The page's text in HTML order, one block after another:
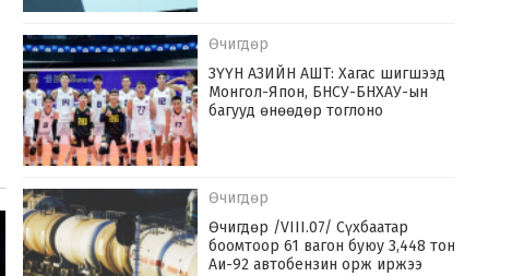
Өчигдөр
ЗҮҮН АЗИЙН АШТ: Хагас шигшээд
Монгол-Япон, БНСУ-БНХАУ-ын
багууд өнөөдөр тоглоно
Өчигдөр
Өчигдөр /VIII.07/ Сүхбаатар
боомтоор 61 вагон буюу 3,448 тонн
Аи-92 автобензин орж иржээ